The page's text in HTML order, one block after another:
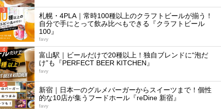
3
札幌・4PLA｜常時100種以上のクラフトビールが揃う！
自分で手にとって飲み比べもできる『クラフトビール
100』
favy
4
富山駅｜ビールだけで20種以上！独自ブレンドに“泡だ
け”も『PERFECT BEER KITCHEN』
favy
5
新宿｜日本一のグルメバーガーからスイーツまで！個性
的な10店が集うフードホール『reDine 新宿』
favy